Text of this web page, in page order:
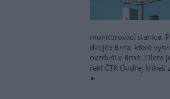
monitorovací stanice.
dvojče Brna, které
ovzduší v Brně. Cílem
řekl ČTK Ondřej Mikeš